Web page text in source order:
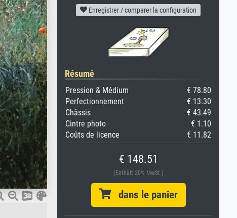
Enregistrer / comparer la configuration
Résumé
Pression & Médium
€ 78.80
Perfectionnement
€ 13.30
Châssis
€ 43.49
Cintre photo
€ 1.10
Coûts de licence
€ 11.82
€ 148.51
(Enthält 20% MwSt.)
dans le panier